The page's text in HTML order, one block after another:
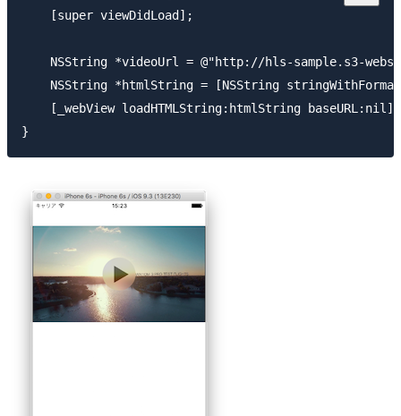
    [super viewDidLoad];
NSString *videoUrl = @"http://hls-sample.s3-
NSString *htmlString = [NSString
    [_webView loadHTMLString:htmlString baseURL:nil];